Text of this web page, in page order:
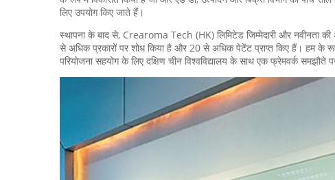
लिए उपयोग किए जाते हैं।
स्थापना के बाद से, Crearoma Tech (HK) लिमिटेड जिम्मेदारी और नवीनता
से अधिक प्रकारों पर शोध किया है और 20 से अधिक पेटेंट प्राप्त किए हैं। हम के
परियोजना सहयोग के लिए दक्षिण चीन विश्वविद्यालय के साथ एक फ्रेमवर्क